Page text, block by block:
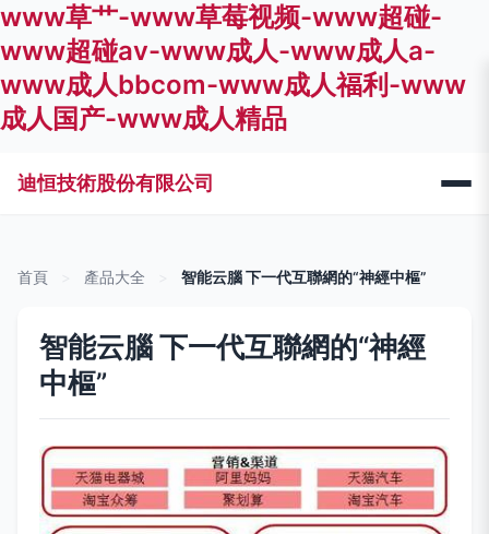
www草艹-www草莓视频-www超碰-
www超碰av-www成人-www成人a-
www成人bbcom-www成人福利-www
成人国产-www成人精品
迪恒技術股份有限公司
首頁 產品大全 智能云腦 下一代互聯網的“神經中樞”
智能云腦 下一代互聯網的“神經
中樞”